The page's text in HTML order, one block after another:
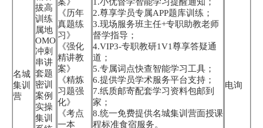
名城
集训
营
拔高
训练
属地
OMO
冲刺
串讲
套题
密训
案例
实操
集训
《历年
真题练
习》
《强化
精讲教
案》
《精炼
习题强
化》
《考点
一本
2.尊享学员专属APP题库训练；
3.现场服务班主任+专职助教老师
督学指导；
4.VIP3-专职教研1V1尊享答疑通
道；
5.专属词点快查智能学习工具；
6.提供学员学术服务平台支持；
7.纸质邮寄配套学习资料包邮到
家；
8.统一免费提供名城集训营面授课
程标准食宿服务。
电询